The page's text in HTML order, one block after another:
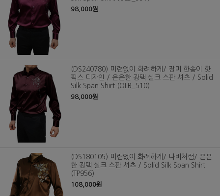
98,000원
(DS240780) 미련없이 화려하게/ 장미 한송이 핫
픽스 디자인 / 은은한 광택 실크 스판 셔츠 / Solid
Silk Span Shirt (OLB_510)
98,000원
(DS180105) 미련없이 화려하게/ 나비처럼/ 은은
한 광택 실크 스판 셔츠 / Solid Silk Span Shirt
(TP956)
108,000원